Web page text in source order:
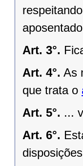
Art. 3°.
Art. 4°. As
que trata o
Art. 5°. ...
Art. 6°.